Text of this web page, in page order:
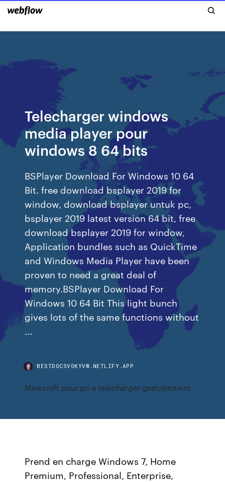
Telecharger windows
media player pour
windows 8 64 bits
BSPlayer Download For Windows 10 64
Bit. free download bsplayer 2019 for
window, download bsplayer untuk pc,
bsplayer 2019 latest version 64 bit, free
download bsplayer 2019 for window,
Application bundles such as QuickTime
and Windows Media Player have been
proven to need a great deal of
memory.BSPlayer Download For
Windows 10 64 Bit This light bunch
gives lots of the same functions without
...
BESTDOCSVOKYVW.NETLIFY.APP
Minecraft pour pc a telecharger gratuitement
Prend en charge Windows 7, Home
Premium, Professional, Enterprise,